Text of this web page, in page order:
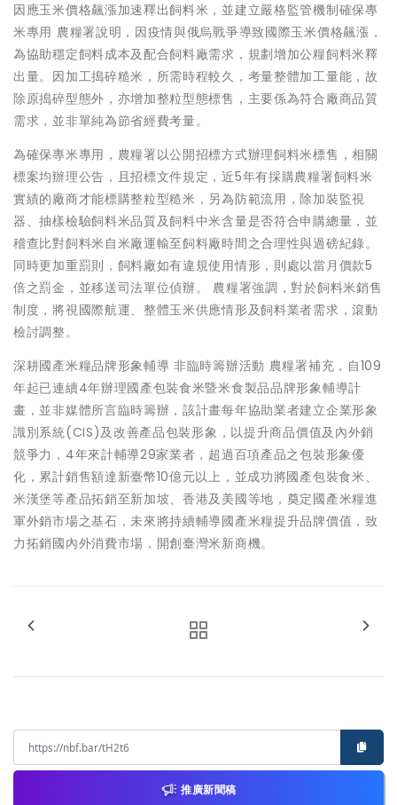
因應玉米價格飆漲加速釋出飼料米，並建立嚴格監管機制確保專
米專用 農糧署說明，因疫情與俄烏戰爭導致國際玉米價格飆漲，
為協助穩定飼料成本及配合飼料廠需求，規劃增加公糧飼料米釋
出量。因加工搗碎糙米，所需時程較久，考量整體加工量能，故
除原搗碎型態外，亦增加整粒型態標售，主要係為符合廠商品質
需求，並非單純為節省經費考量。
為確保專米專用，農糧署以公開招標方式辦理飼料米標售，相關
標案均辦理公告，且招標文件規定，近5年有採購農糧署飼料米
實績的廠商才能標購整粒型糙米，另為防範流用，除加裝監視
器、抽樣檢驗飼料米品質及飼料中米含量是否符合申購總量，並
稽查比對飼料米自米廠運輸至飼料廠時間之合理性與過磅紀錄。
同時更加重罰則，飼料廠如有違規使用情形，則處以當月價款5
倍之罰金，並移送司法單位偵辦。 農糧署強調，對於飼料米銷售
制度，將視國際航運、整體玉米供應情形及飼料業者需求，滾動
檢討調整。
深耕國產米糧品牌形象輔導 非臨時籌辦活動 農糧署補充，自109
年起已連續4年辦理國產包裝食米暨米食製品品牌形象輔導計
畫，並非媒體所言臨時籌辦，該計畫每年協助業者建立企業形象
識別系統(CIS)及改善產品包裝形象，以提升商品價值及內外銷
競爭力，4年來計輔導29家業者，超過百項產品之包裝形象優
化，累計銷售額達新臺幣10億元以上，並成功將國產包裝食米、
米漢堡等產品拓銷至新加坡、香港及美國等地，奠定國產米糧進
軍外銷市場之基石，未來將持續輔導國產米糧提升品牌價值，致
力拓銷國內外消費市場，開創臺灣米新商機。
推廣新聞稿